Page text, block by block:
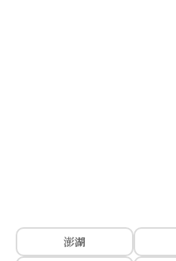
澎湖